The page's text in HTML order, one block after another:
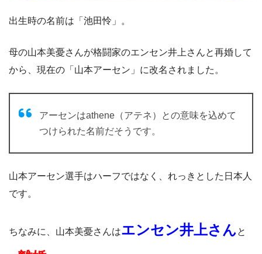
出生時の名前は「池田怜」。
母の山本美憂さんが格闘家のエンセン井上さんと再婚して
から、現在の「山本アーセン」に改名されました。
アーセンはathene（アテネ）との意味を込めて
つけられた名前だそうです。
山本アーセン選手はハーフではなく、れっきとした日本人
です。
ちなみに、山本美憂さんはエンセン井上さんと